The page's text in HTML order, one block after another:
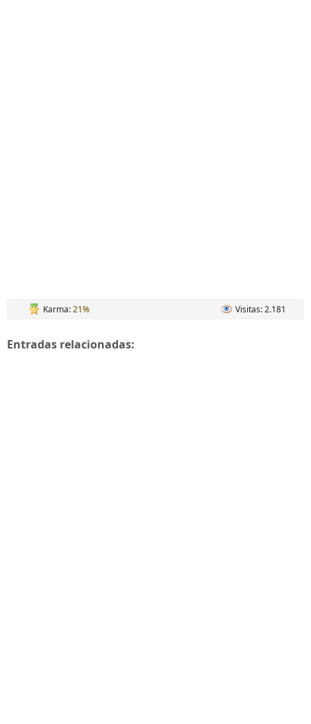
Karma:21% Visitas: 2.181
Entradas relacionadas: